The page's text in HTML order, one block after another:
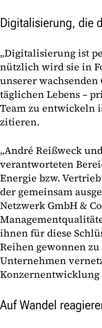
Digitalisierung, die
„Digitalisierung ist
nützlich wird sie in
unserer
täglichen Lebens –
Team zu entwickeln
zitieren.
„André Reißweck
verantworteten
Energie bzw.
der gemeinsam
Netzwerk GmbH &
ihnen für diese
Reihen gewonnen
Unternehmen
Konzernentwicklung
Auf Wandel